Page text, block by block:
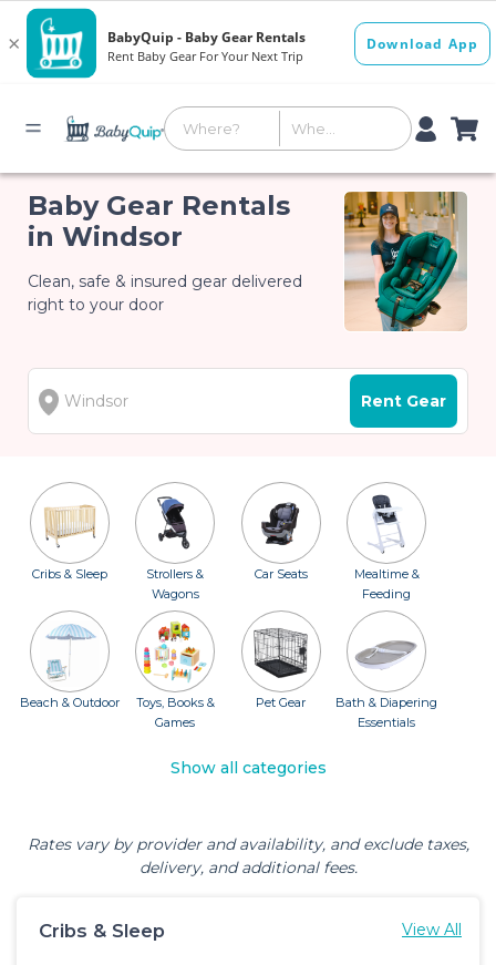
Baby Gear Rentals
in Windsor
Clean, safe & insured gear delivered
right to your door
Rent Gear
Cribs & Sleep
Strollers &
Wagons
Car Seats
Mealtime &
Feeding
Beach & Outdoor
Toys, Books &
Games
Pet Gear
Bath & Diapering
Essentials
Show all categories
Rates vary by provider and availability, and exclude taxes,
delivery, and additional fees.
Cribs & Sleep View All